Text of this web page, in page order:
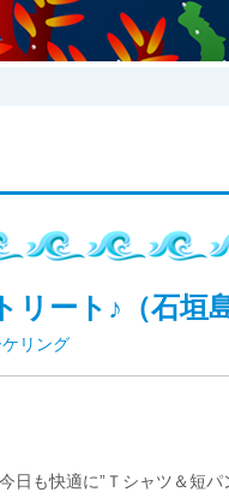
リート♪（石垣島
リング
日も快適に”Ｔシャツ＆短